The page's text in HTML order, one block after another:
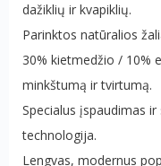
dažiklių ir kvapiklių.
Parinktos natūralios
30% kietmedžio / 10%
minkštumą ir tvirtumą.
Specialus įspaudimas
technologija.
Lengvas, modernus